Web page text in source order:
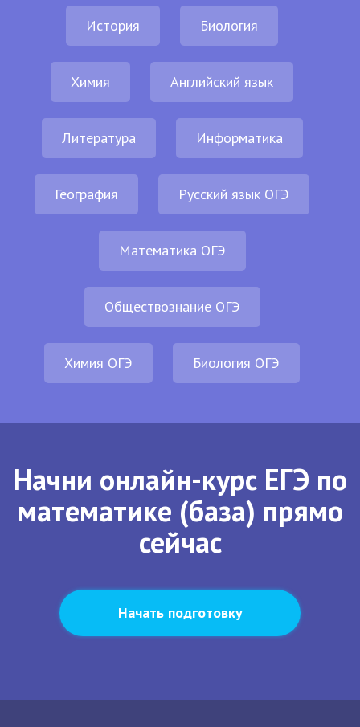
История Биология
Химия Английский язык
Литература Информатика
География Русский язык ОГЭ
Математика ОГЭ
Обществознание ОГЭ
Химия ОГЭ Биология ОГЭ
Начни онлайн-курс ЕГЭ по
математике (база) прямо
сейчас
Начать подготовку